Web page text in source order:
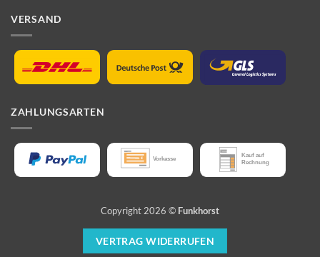
VERSAND
ZAHLUNGSARTEN
Copyright 2026 © Funkhorst
VERTRAG WIDERRUFEN